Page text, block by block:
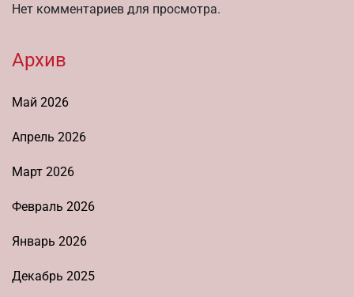
Нет комментариев для просмотра.
Архив
Май 2026
Апрель 2026
Март 2026
Февраль 2026
Январь 2026
Декабрь 2025